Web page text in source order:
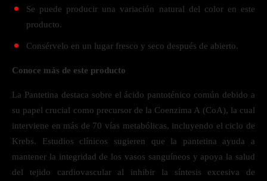
Se puede producir una variación natural del color en este
producto.
Consérvelo en un lugar fresco y seco después de abierto.
Conoce más de este producto
La Pantetina destaca sobre el ácido pantoténico común debido a
su papel crucial como precursor de la Coenzima A (CoA), la cual
interviene en más de 70 vías metabólicas, incluyendo el ciclo de
Krebs. Estudios clínicos sugieren que la pantetina ayuda a
mantener la integridad de los vasos sanguíneos y apoya la salud
del tejido cardiovascular al inhibir la síntesis excesiva de